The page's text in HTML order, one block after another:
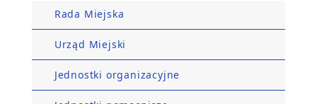
Rada Miejska
Urząd Miejski
Jednostki organizacyjne